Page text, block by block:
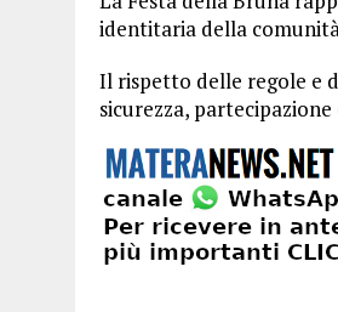
identitaria della
Il rispetto delle regole e
sicurezza, partecipazione